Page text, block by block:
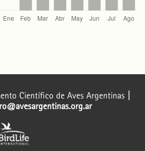
Científico de Aves Argentinas